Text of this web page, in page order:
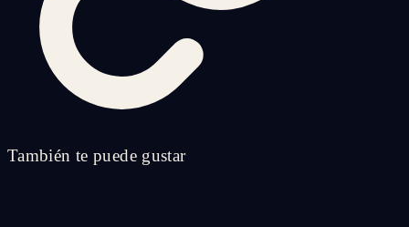
También te puede gustar